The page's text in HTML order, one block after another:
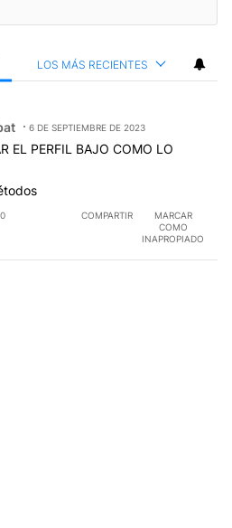
LOS MÁS RECIENTES
6 DE SEPTIEMBRE DE 2023
EL PERFIL BAJO COMO LO
0 COMPARTIR
MARCAR
COMO
INAPROPIADO